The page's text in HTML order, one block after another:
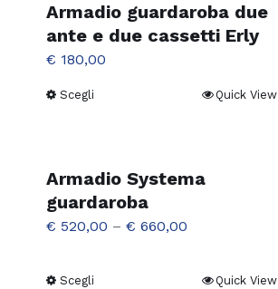
Armadio guardaroba due
ante e due cassetti Erly
€ 180,00
Scegli
più
varianti.
Le
Quick View
Armadio Systema
guardaroba
€ 520,00 – € 660,00
Scegli Quick View